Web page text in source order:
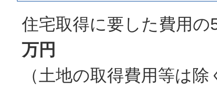
住宅取得に要した費用の
万円
（土地の取得費用等は除